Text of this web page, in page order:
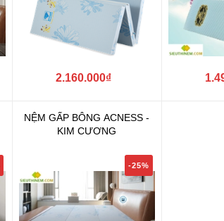
2.160.000₫
NỆM GẤP BÔNG ACNESS -
KIM CƯƠNG
-25%